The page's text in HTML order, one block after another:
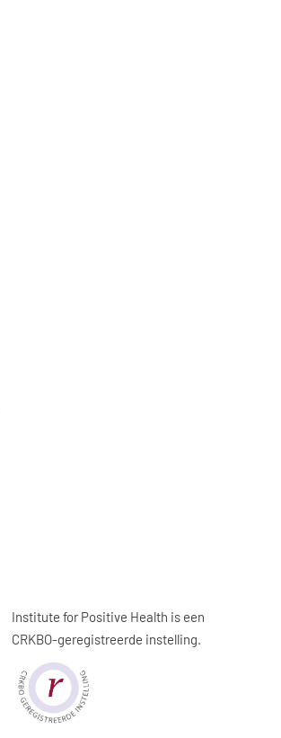
Institute for Positive Health is een
CRKBO-geregistreerde instelling.